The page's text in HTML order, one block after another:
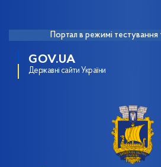
Портал в режимі тестування
GOV.UA
Державні сайти України